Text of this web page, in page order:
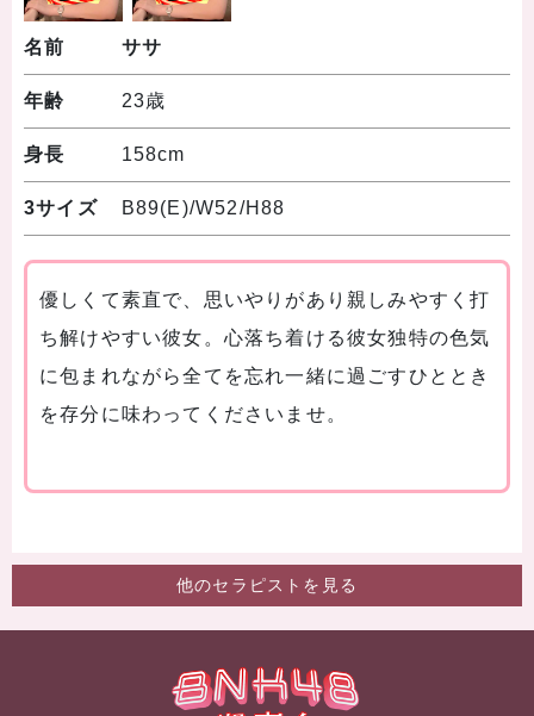
名前 ササ
年齢 23歳
身長 158cm
3サイズ B89(E)/W52/H88
優しくて素直で、思いやりがあり親しみやすく打
ち解けやすい彼女。心落ち着ける彼女独特の色気
に包まれながら全てを忘れ一緒に過ごすひととき
を存分に味わってくださいませ。
他のセラピストを見る